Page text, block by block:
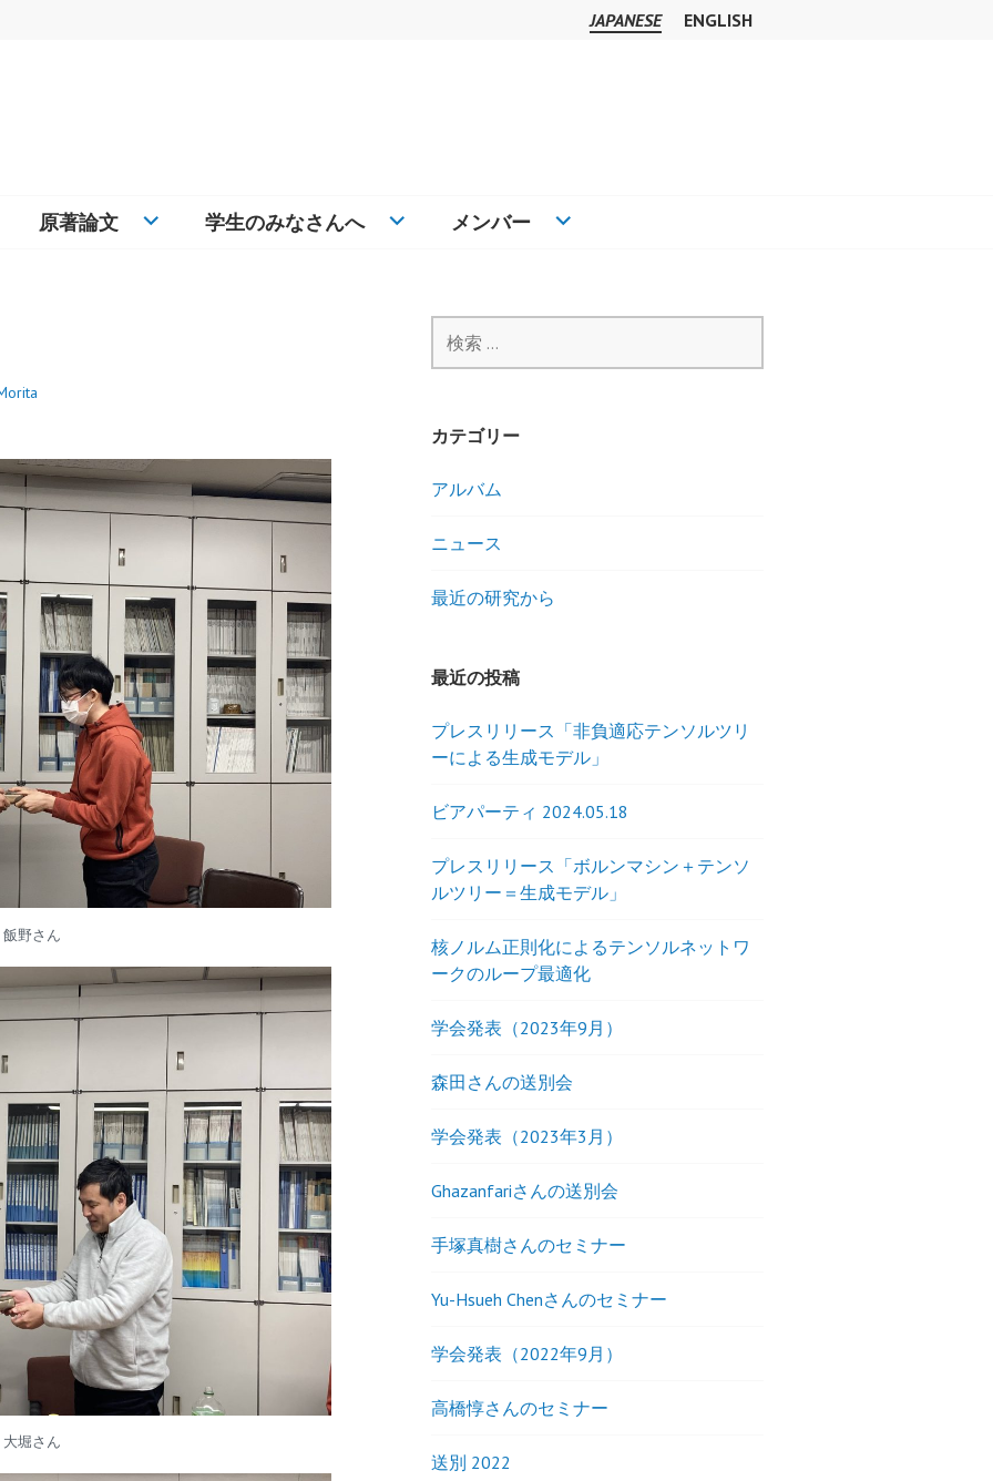
JAPANESE ENGLISH
原著論文 学生のみなさんへ メンバー
飯野さん
大堀さん
カテゴリー
アルバム
ニュース
最近の研究から
最近の投稿
プレスリリース「非負適応テンソルツリ
ーによる生成モデル」
ビアパーティ 2024.05.18
プレスリリース「ボルンマシン＋テンソ
ルツリー＝生成モデル」
核ノルム正則化によるテンソルネットワ
ークのループ最適化
学会発表（2023年9月）
森田さんの送別会
学会発表（2023年3月）
Ghazanfariさんの送別会
手塚真樹さんのセミナー
Yu-Hsueh Chenさんのセミナー
学会発表（2022年9月）
高橋惇さんのセミナー
送別 2022